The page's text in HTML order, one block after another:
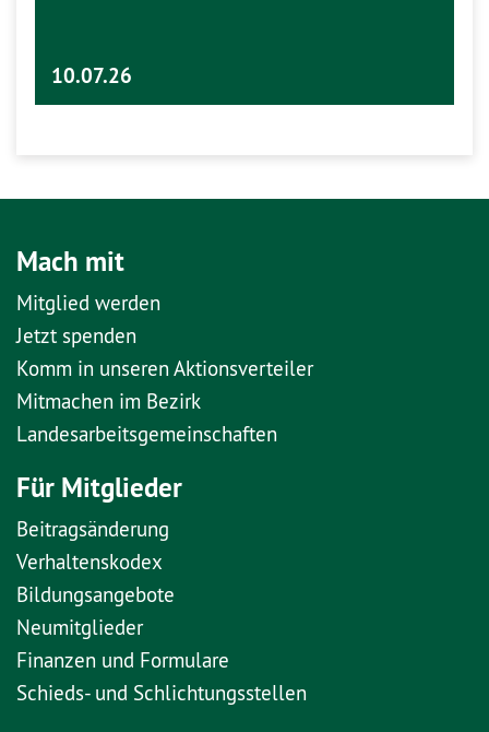
10.07.26
Mach mit
Mitglied werden
Jetzt spenden
Komm in unseren Aktionsverteiler
Mitmachen im Bezirk
Landesarbeitsgemeinschaften
Für Mitglieder
Beitragsänderung
Verhaltenskodex
Bildungsangebote
Neumitglieder
Finanzen und Formulare
Schieds- und Schlichtungsstellen